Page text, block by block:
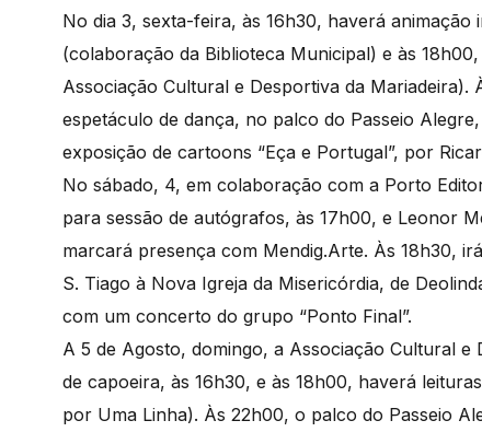
No dia 3, sexta-feira, às 16h30, haverá
(colaboração da Biblioteca Municipal) e às
Associação Cultural e Desportiva da
espetáculo de dança, no palco do Passeio
exposição de cartoons “Eça e Portugal”, por
No sábado, 4, em colaboração com a Porto
para sessão de autógrafos, às 17h00, e Leonor
marcará presença com Mendig.Arte. Às 18h30,
S. Tiago à Nova Igreja da Misericórdia, de
com um concerto do grupo “Ponto Final”.
A 5 de Agosto, domingo, a Associação Cultural
de capoeira, às 16h30, e às 18h00, haverá
por Uma Linha). Às 22h00, o palco do Passeio